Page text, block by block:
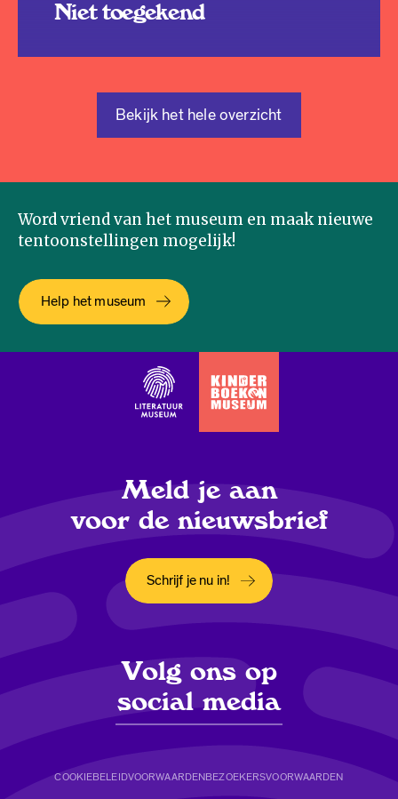
Niet toegekend
Bekijk het hele overzicht
Word vriend van het museum en maak nieuwe
tentoonstellingen mogelijk!
Help het museum
Meld je aan
voor de nieuwsbrief
Opent in een nieuw tabblad
Schrijf je nu in!
Volg ons op
social media
COOKIEBELEIDVOORWAARDENBEZOEKERSVOORWAARDEN